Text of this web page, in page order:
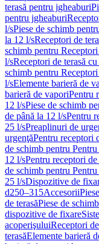
terasă pentru jgheaburi
pentru jgheaburi
l/sPiese de schimb
la 12 l/sReceptori de
schimb pentru
l/sReceptori de terasă
schimb pentru
l/sElemente barieră de
barieră de vaporiPentru
12 l/sPiese de schimb
de până la 12 l/sPentru
25 l/sPreaplinuri de
urgenţăPentru receptori
de schimb pentru
12 l/sPentru receptori
de schimb pentru
25 l/sDispozitive de
d250–315Accesorii
de terasăPiese de
dispozitive de fixare
acoperişuluiReceptori
terasăElemente barieră